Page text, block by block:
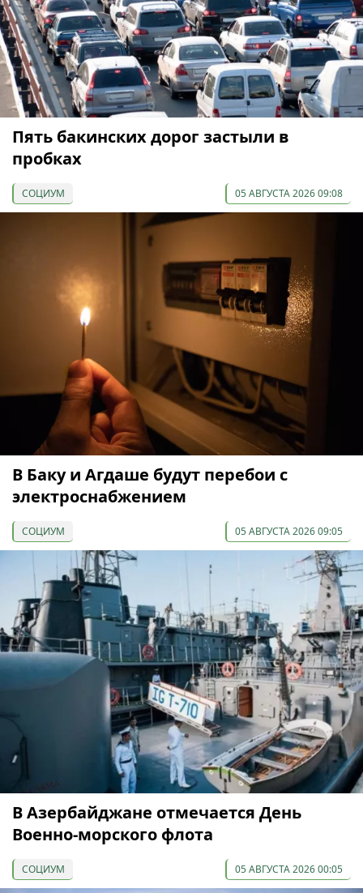
Пять бакинских дорог застыли в
пробках
СОЦИУМ 05 АВГУСТА 2026 09:08
В Баку и Агдаше будут перебои с
электроснабжением
СОЦИУМ 05 АВГУСТА 2026 09:05
В Азербайджане отмечается День
Военно-морского флота
СОЦИУМ 05 АВГУСТА 2026 00:05